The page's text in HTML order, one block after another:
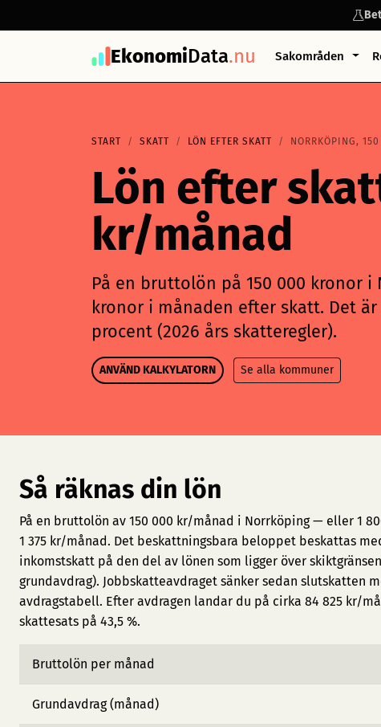
EkonomiData.nu Sakområden
START SKATT LÖN EFTER SKATT NORRKÖPING,
Lön efter
kr/månad
På en bruttolön på 150 000 kronor
kronor i månaden efter skatt. Det
procent (2026 års skatteregler).
ANVÄND KALKYLATORN Se alla kommuner
Så räknas din lön
På en bruttolön av 150 000 kr/månad i Norrköping — eller 1
1 375 kr/månad. Det beskattningsbara beloppet beskattas
inkomstskatt på den del av lönen som ligger över
grundavdrag). Jobbskatteavdraget sänker sedan slutskatten
avdragstabell. Efter avdragen landar du på cirka 84 825 kr/
skattesats på 43,5 %.
Bruttolön per månad
Grundavdrag (månad)